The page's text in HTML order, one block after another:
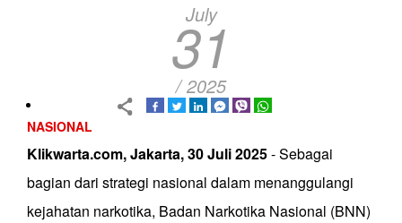
July
31
/ 2025
NASIONAL
Klikwarta.com, Jakarta, 30 Juli 2025- Sebagai
bagian dari strategi nasional dalam menanggulangi
kejahatan narkotika, Badan Narkotika Nasional (BNN)